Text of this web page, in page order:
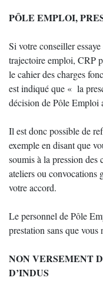
PÔLE EMPLOI,
Si votre conseiller
trajectoire emploi, CRP
le cahier des charges
est indiqué que « la
décision de Pôle Emploi
Il est donc possible de
exemple en disant que
soumis à la pression
ateliers ou convocations
votre accord.
Le personnel de Pôle
prestation sans que vous
NON VERSEMENT
D’INDUS